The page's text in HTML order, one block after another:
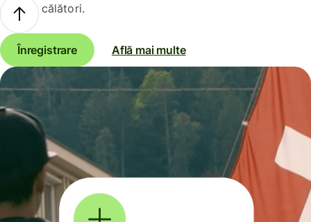
călători.
Înregistrare Află mai multe